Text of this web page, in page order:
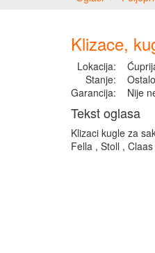
Klizace,
Lokacija:
Stanje:
Ostalo
Garancija:
Nije
Tekst oglasa
Klizaci kugle za
Fella , Stoll , Claas